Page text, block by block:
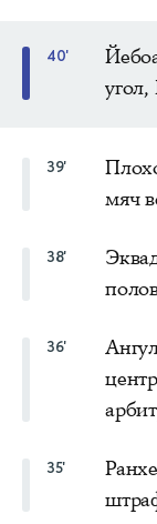
40'
39'
мяч
38'
36'
35'